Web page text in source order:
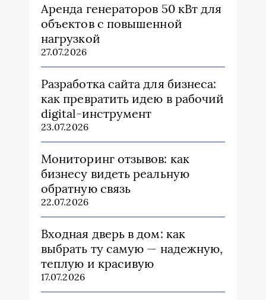
Аренда генераторов 50 кВт для
объектов с повышенной
нагрузкой
27.07.2026
Разработка сайта для бизнеса:
как превратить идею в рабочий
digital-инструмент
23.07.2026
Мониторинг отзывов: как
бизнесу видеть реальную
обратную связь
22.07.2026
Входная дверь в дом: как
выбрать ту самую — надежную,
теплую и красивую
17.07.2026